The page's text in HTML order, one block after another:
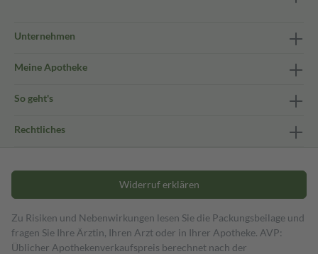
Unternehmen
Meine Apotheke
So geht's
Rechtliches
Widerruf erklären
Zu Risiken und Nebenwirkungen lesen Sie die Packungsbeilage und
fragen Sie Ihre Ärztin, Ihren Arzt oder in Ihrer Apotheke. AVP:
Üblicher Apothekenverkaufspreis berechnet nach der